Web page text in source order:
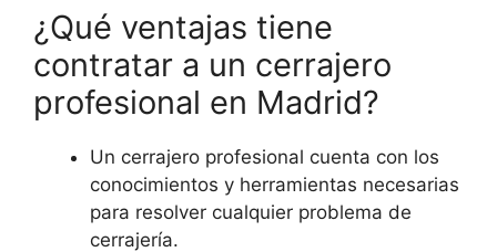
¿Qué ventajas tiene
contratar a un cerrajero
profesional en Madrid?
Un cerrajero profesional cuenta con los
conocimientos y herramientas necesarias
para resolver cualquier problema de
cerrajería.